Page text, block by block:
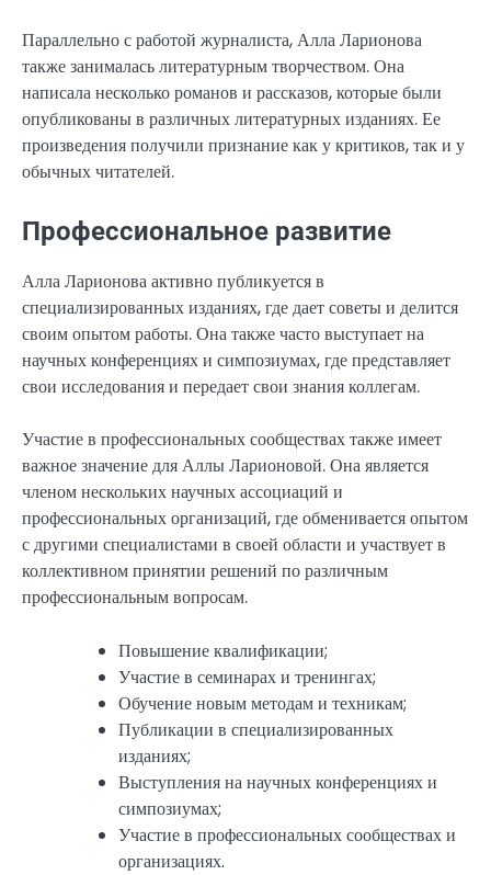
Параллельно с работой журналиста, Алла Ларионова
также занималась литературным творчеством. Она
написала несколько романов и рассказов, которые были
опубликованы в различных литературных изданиях. Ее
произведения получили признание как у критиков, так и у
обычных читателей.
Профессиональное развитие
Алла Ларионова активно публикуется в
специализированных изданиях, где дает советы и делится
своим опытом работы. Она также часто выступает на
научных конференциях и симпозиумах, где представляет
свои исследования и передает свои знания коллегам.
Участие в профессиональных сообществах также имеет
важное значение для Аллы Ларионовой. Она является
членом нескольких научных ассоциаций и
профессиональных организаций, где обменивается опытом
с другими специалистами в своей области и участвует в
коллективном принятии решений по различным
профессиональным вопросам.
Повышение квалификации;
Участие в семинарах и тренингах;
Обучение новым методам и техникам;
Публикации в специализированных
изданиях;
Выступления на научных конференциях и
симпозиумах;
Участие в профессиональных сообществах и
организациях.